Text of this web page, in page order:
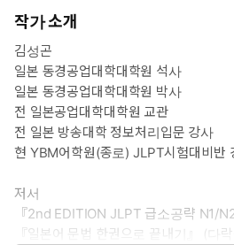
로 구성되어 있으며, 다락원 홈페이지
해석을 간편하게 확인할 수 있다.
작가 소개
김성곤
일본 동경공업대학대학원 석사
일본 동경공업대학대학원 박사
전 일본공업대학대학원 교관
전 일본 방송대학 정보처리입문 강사
현 YBM어학원(종로) JLPT시험대비반
저서
『2nd EDITION JLPT 급소공략 N1/
『일본어 문법 한권으로 끝내기』 (다